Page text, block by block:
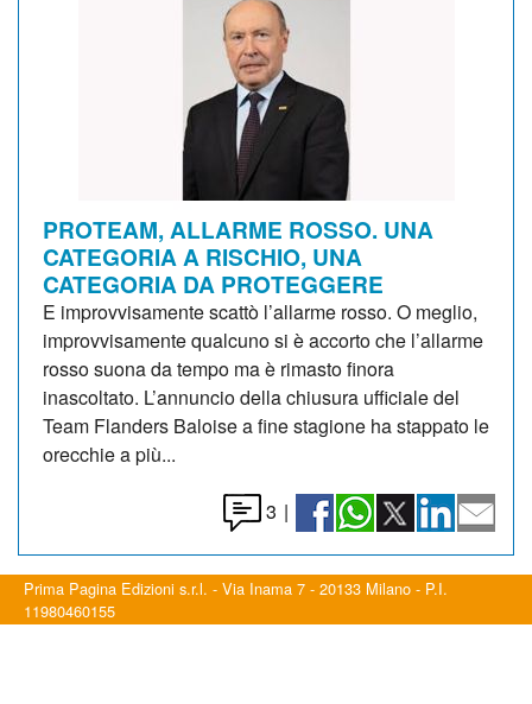
PROTEAM, ALLARME ROSSO. UNA
CATEGORIA A RISCHIO, UNA
CATEGORIA DA PROTEGGERE
E improvvisamente scattò l’allarme rosso. O meglio,
improvvisamente qualcuno si è accorto che l’allarme
rosso suona da tempo ma è rimasto finora
inascoltato. L’annuncio della chiusura ufficiale del
Team Flanders Baloise a fine stagione ha stappato le
orecchie a più...
3 |
Prima Pagina Edizioni s.r.l. - Via Inama 7 - 20133 Milano - P.I.
11980460155